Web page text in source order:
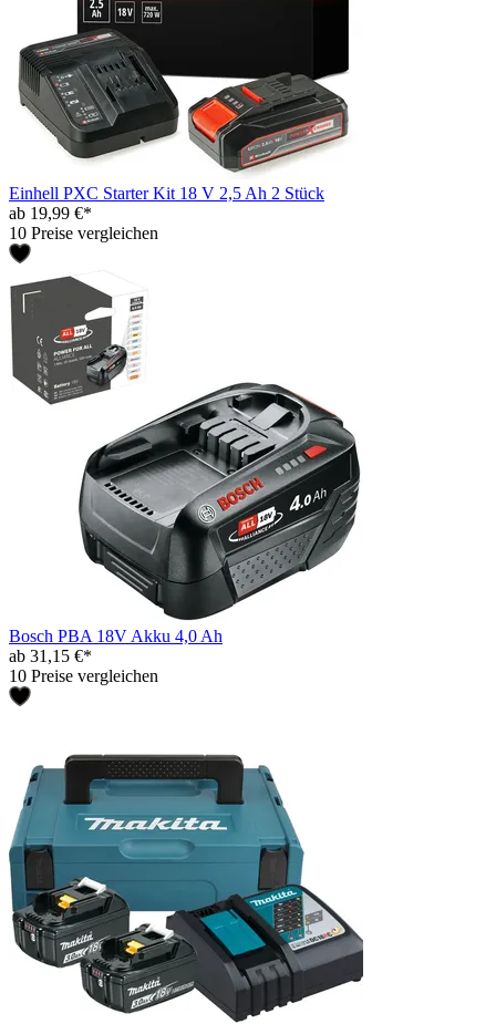
Einhell PXC Starter Kit 18 V 2,5 Ah 2 Stück
ab 19,99 €*
10 Preise vergleichen
Bosch PBA 18V Akku 4,0 Ah
ab 31,15 €*
10 Preise vergleichen